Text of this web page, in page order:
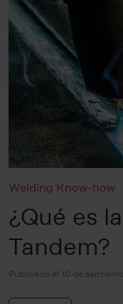
Welding Know-how
¿Qué es
Tandem?
Publicado el 10 de